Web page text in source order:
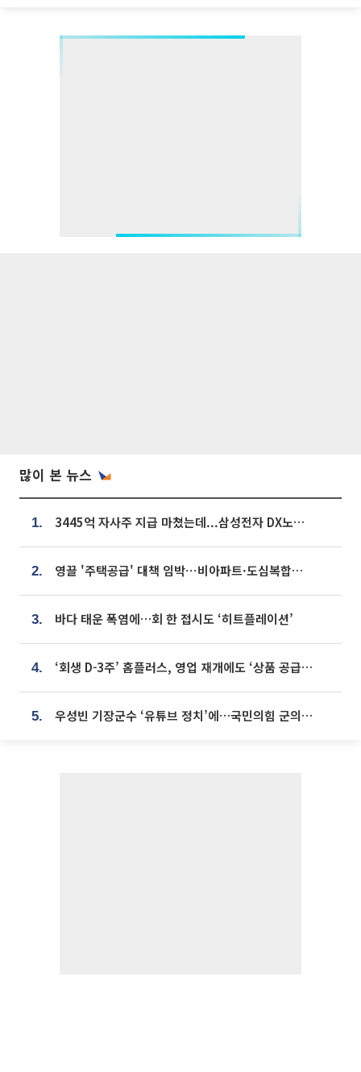
많이 본 뉴스
1. 3445억 자사주 지급 마쳤는데...삼성전자 DX노조, 뒤늦은 '떼쓰기 집회'
2. 영끌 '주택공급' 대책 임박⋯비아파트·도심복합까지 총동원
3. 바다 태운 폭염에…회 한 접시도 ‘히트플레이션’
4. ‘회생 D-3주’ 홈플러스, 영업 재개에도 ‘상품 공급망’ 복구가 생존 관건
5. 우성빈 기장군수 ‘유튜브 정치’에…국민의힘 군의원들 집단 반발